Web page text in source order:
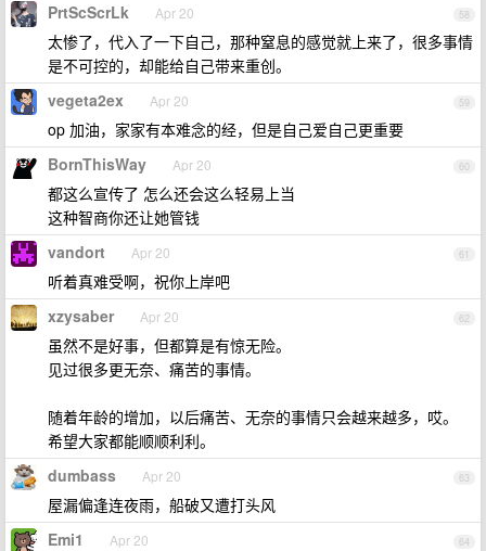
58
PrtScScrLk Apr 20
太惨了，代入了一下自己，那种窒息的感觉就上来了，很多事情
是不可控的，却能给自己带来重创。
59
vegeta2ex Apr 20
op 加油，家家有本难念的经，但是自己爱自己更重要
60
BornThisWay Apr 20
都这么宣传了 怎么还会这么轻易上当
这种智商你还让她管钱
61
vandort Apr 20
听着真难受啊，祝你上岸吧
62
xzysaber Apr 20
虽然不是好事，但都算是有惊无险。
见过很多更无奈、痛苦的事情。
随着年龄的增加，以后痛苦、无奈的事情只会越来越多，哎。
希望大家都能顺顺利利。
63
dumbass Apr 20
屋漏偏逢连夜雨，船破又遭打头风
64
Emi1 Apr 20